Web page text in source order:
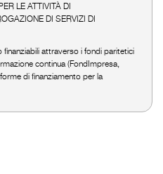
LE ATTIVITÀ DI
DI SERVIZI DI
attraverso i fondi paritetici
continua (FondImpresa,
di finanziamento per la